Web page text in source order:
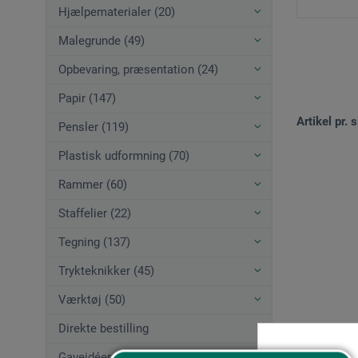
Hjælpematerialer (20)
Malegrunde (49)
Opbevaring, præsentation (24)
Papir (147)
Pensler (119)
Plastisk udformning (70)
Rammer (60)
Staffelier (22)
Tegning (137)
Trykteknikker (45)
Værktøj (50)
Direkte bestilling
Artikel pr.